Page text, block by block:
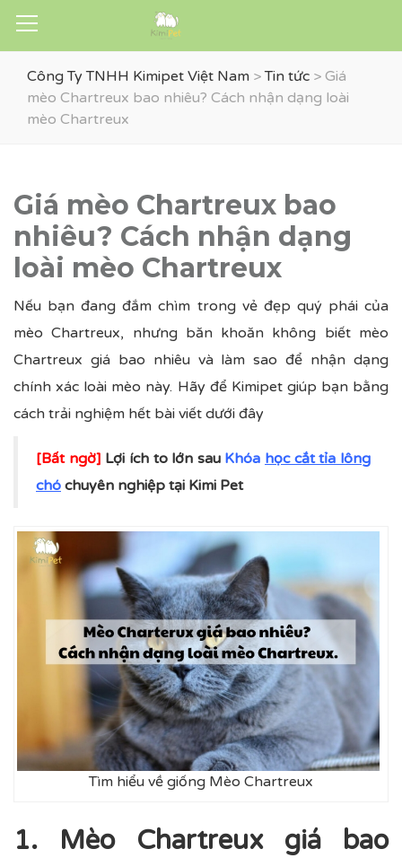
Công Ty TNHH Kimipet Việt Nam >Tin tức > Giá
mèo Chartreux bao nhiêu? Cách nhận dạng loài
mèo Chartreux
Giá mèo Chartreux bao
nhiêu? Cách nhận dạng
loài mèo Chartreux
Nếu bạn đang đắm chìm trong vẻ đẹp quý phái của
mèo Chartreux, nhưng băn khoăn không biết mèo
Chartreux giá bao nhiêuvà làm sao để nhận dạng
chính xác loài mèo này. Hãy để Kimipet giúp bạn bằng
cách trải nghiệm hết bài viết dưới đây
[Bất ngờ] Lợi ích to lớn sau Khóa học cắt tỉa lông
chó chuyên nghiệp tại Kimi Pet
Tìm hiểu về giống Mèo Chartreux
1. Mèo Chartreux giá bao